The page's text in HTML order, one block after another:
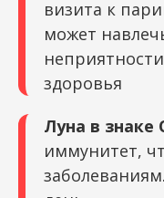
визита к
может
здоровья
Луна в знаке
иммунитет,